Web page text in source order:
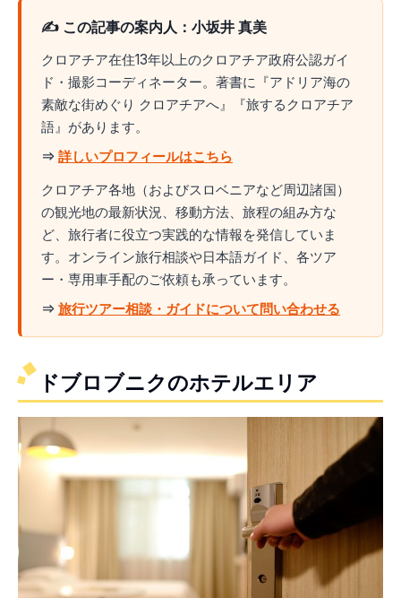
✍️ この記事の案内人：小坂井 真美
クロアチア在住13年以上のクロアチア政府公認ガイ
ド・撮影コーディネーター。著書に『アドリア海の
素敵な街めぐり クロアチアへ』『旅するクロアチア
語』があります。
⇒ 詳しいプロフィールはこちら
クロアチア各地（およびスロベニアなど周辺諸国）
の観光地の最新状況、移動方法、旅程の組み方な
ど、旅行者に役立つ実践的な情報を発信していま
す。オンライン旅行相談や日本語ガイド、各ツア
ー・専用車手配のご依頼も承っています。
⇒ 旅行ツアー相談・ガイドについて問い合わせる
ドブロブニクのホテルエリア